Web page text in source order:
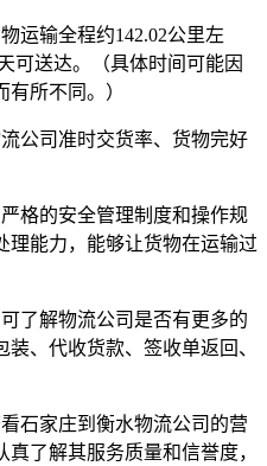
运输全程约142.02公里左
可送达。（具体时间可能因
所不同。）
公司准时交货率、货物完好
格的安全管理制度和操作规
理能力，能够让货物在运输过
了解物流公司是否有更多的
、代收货款、签收单返回、
石家庄到衡水物流公司的营
了解其服务质量和信誉度，